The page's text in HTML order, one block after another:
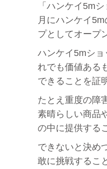
「ハンケイ5m
月にハンケイ
プとしてオープ
ハンケイ5mシ
れでも価値ある
できることを証
たとえ重度の障
素晴らしい商品
の中に提供する
できないと決め
敢に挑戦するこ